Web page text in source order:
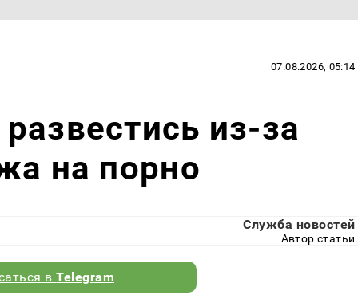
07.08.2026, 05:14
из-за
на порно
Служба новостей
Автор статьи
вTelegram